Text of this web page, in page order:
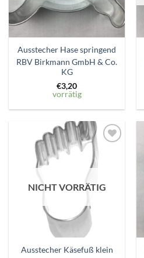
Ausstecher Hase springend
RBV Birkmann GmbH & Co.
KG
€3,20
vorrätig
Zum
Wunschzettel
hinzufügen
NICHT VORRÄTIG
Ausstecher Käsefuß klein